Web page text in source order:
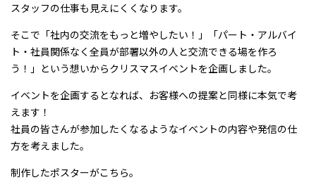
スタッフの仕事も見えにくくなります。
そこで「社内の交流をもっと増やしたい！」「パート・アルバイ
ト・社員関係なく全員が部署以外の人と交流できる場を作ろ
う！」という想いからクリスマスイベントを企画しました。
イベントを企画するとなれば、お客様への提案と同様に本気で考
えます！
社員の皆さんが参加したくなるようなイベントの内容や発信の仕
方を考えました。
制作したポスターがこちら。